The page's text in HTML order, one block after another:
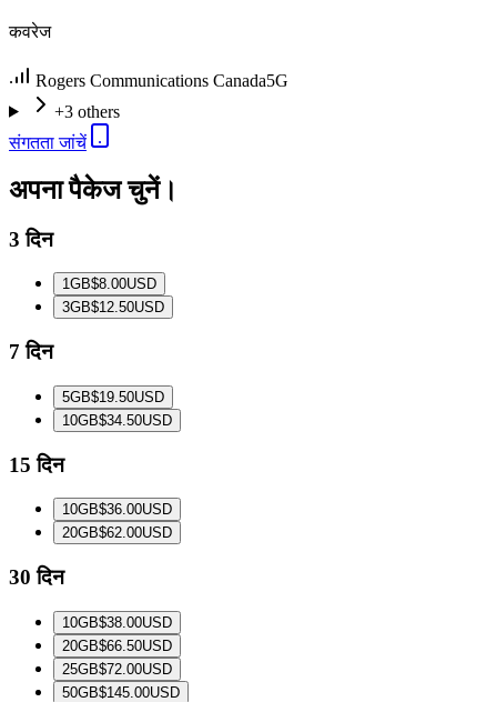
कवरेज
Rogers Communications Canada5G
+3 others
संगतता जांचें
अपना पैकेज चुनें।
3 दिन
1GB$8.00USD
3GB$12.50USD
7 दिन
5GB$19.50USD
10GB$34.50USD
15 दिन
10GB$36.00USD
20GB$62.00USD
30 दिन
10GB$38.00USD
20GB$66.50USD
25GB$72.00USD
50GB$145.00USD